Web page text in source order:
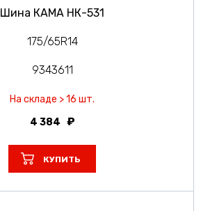
Шина КАМА НК-531
175/65R14
9343611
На складе > 16 шт.
4 384
КУПИТЬ